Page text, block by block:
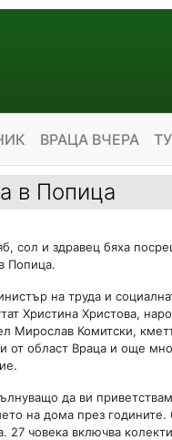
ВРАЦА ВЧЕРА
в Попица
сол и здравец бяха
Попица.
на труда и
Христина Христова,
Мирослав Комитски,
от област Враца и още
да ви
на дома през
човека включва